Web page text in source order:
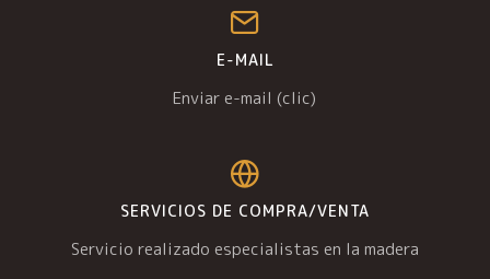
E-MAIL
Enviar e-mail (clic)
SERVICIOS DE COMPRA/VENTA
Servicio realizado especialistas en la madera